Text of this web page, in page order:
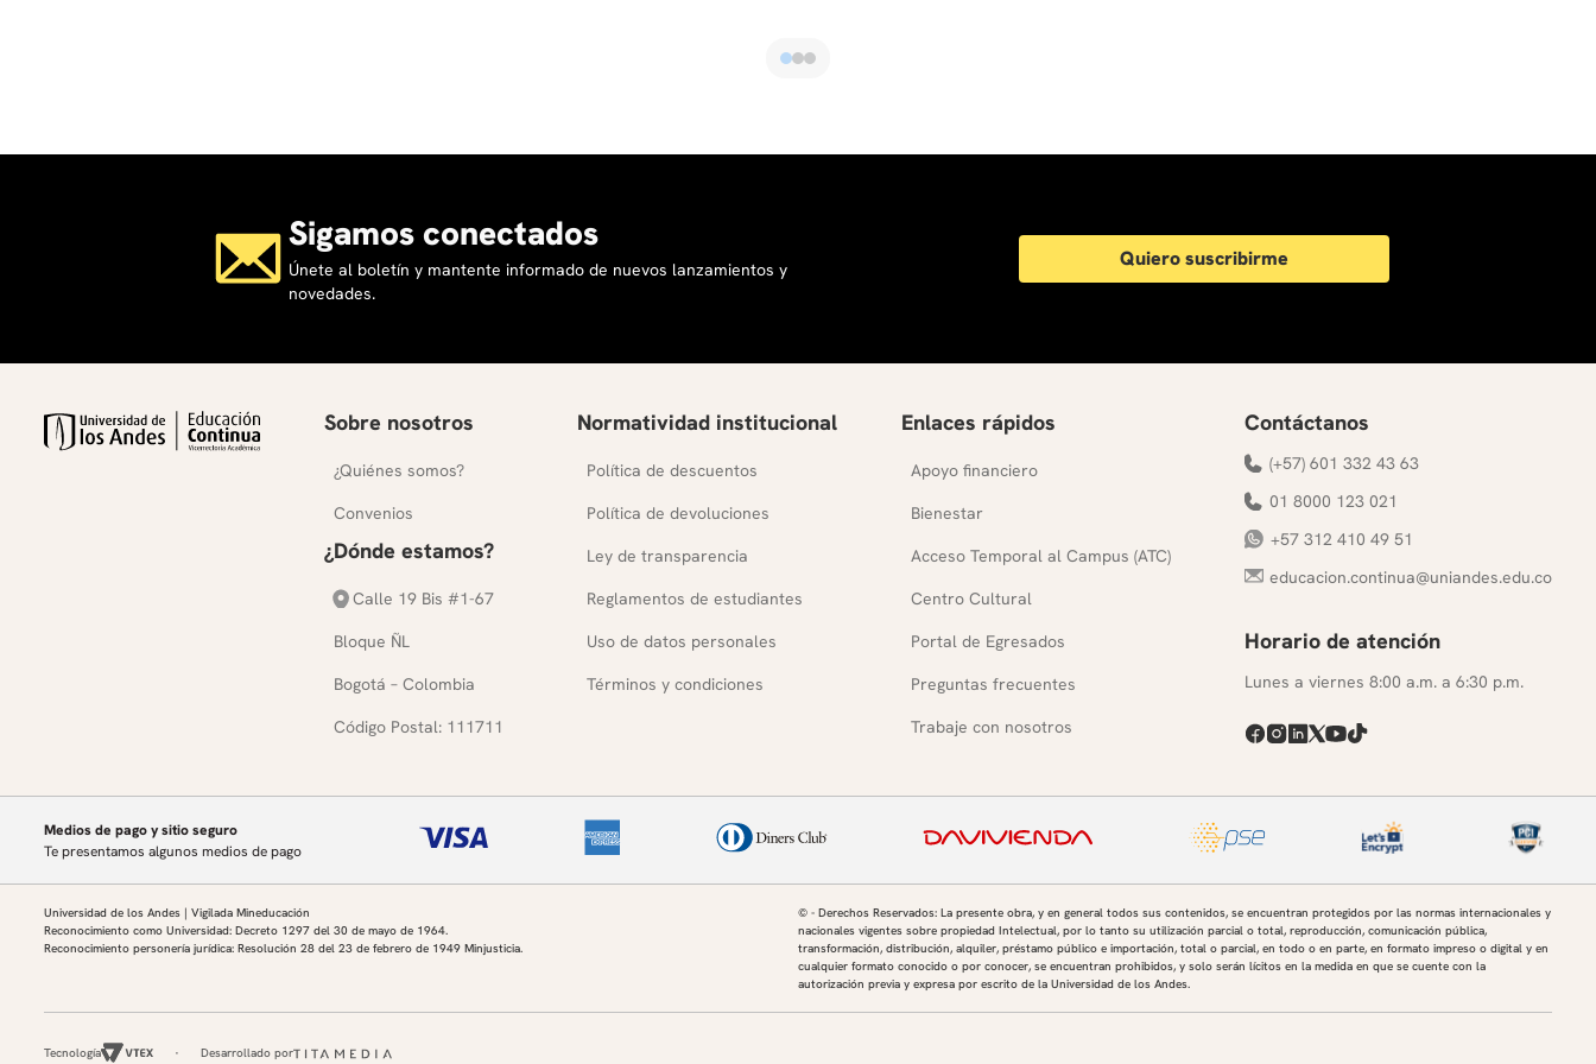
Sigamos conectados
Únete al boletín y mantente informado de nuevos lanzamientos y
novedades.
Quiero suscribirme
Sobre nosotros
¿Quiénes somos?
Convenios
¿Dónde estamos?
Calle 19 Bis #1-67
Bloque ÑL
Bogotá – Colombia
Código Postal: 111711
Normatividad institucional
Política de descuentos
Política de devoluciones
Ley de transparencia
Reglamentos de estudiantes
Uso de datos personales
Términos y condiciones
Enlaces rápidos
Apoyo financiero
Bienestar
Acceso Temporal al Campus (ATC)
Centro Cultural
Portal de Egresados
Preguntas frecuentes
Trabaje con nosotros
Contáctanos
(+57) 601 332 43 63
01 8000 123 021
+57 312 410 49 51
educacion.continua@uniandes.edu.co
Horario de atención
Lunes a viernes 8:00 a.m. a 6:30 p.m.
Medios de pago y sitio seguro
Te presentamos algunos medios de pago
Universidad de los Andes | Vigilada Mineducación
Reconocimiento como Universidad: Decreto 1297 del 30 de mayo de 1964.
Reconocimiento personería jurídica: Resolución 28 del 23 de febrero de 1949 Minjusticia.
© - Derechos Reservados: La presente obra, y en general todos sus contenidos, se encuentran protegidos por las normas internacionales y
nacionales vigentes sobre propiedad Intelectual, por lo tanto su utilización parcial o total, reproducción, comunicación pública,
transformación, distribución, alquiler, préstamo público e importación, total o parcial, en todo o en parte, en formato impreso o digital y en
cualquier formato conocido o por conocer, se encuentran prohibidos, y solo serán lícitos en la medida en que se cuente con la
autorización previa y expresa por escrito de la Universidad de los Andes.
Tecnología Desarrollado por